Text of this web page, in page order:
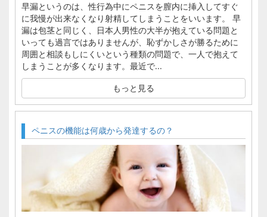
早漏というのは、性行為中にペニスを膣内に挿入してすぐ
に我慢が出来なくなり射精してしまうことをいいます。 早
漏は包茎と同じく、日本人男性の大半が抱えている問題と
いっても過言ではありませんが、恥ずかしさが勝るために
周囲と相談もしにくいという種類の問題で、一人で抱えて
しまうことが多くなります。最近で...
もっと見る
ペニスの機能は何歳から発達するの？